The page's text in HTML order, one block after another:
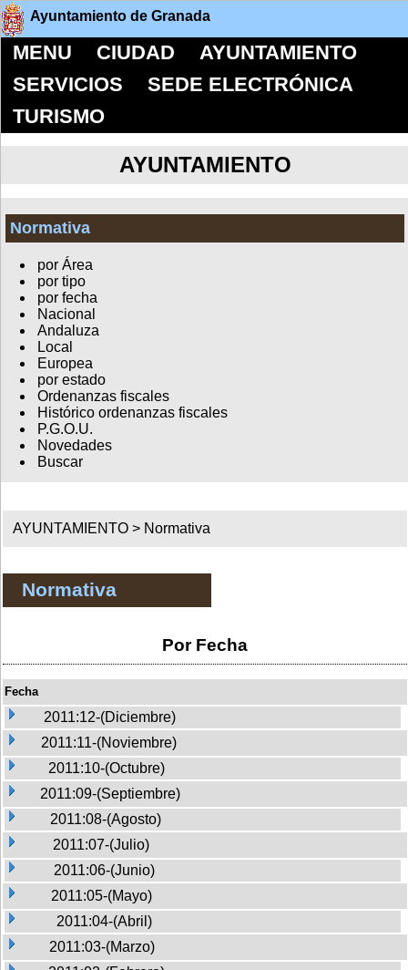
Ayuntamiento de Granada
MENU CIUDAD
AYUNTAMIENTO
SERVICIOS
SEDE ELECTRÓNICA
TURISMO
AYUNTAMIENTO
Normativa
por Área
por tipo
por fecha
Nacional
Andaluza
Local
Europea
por estado
Ordenanzas fiscales
Histórico ordenanzas fiscales
P.G.O.U.
Novedades
Buscar
AYUNTAMIENTO > Normativa
Normativa
Por Fecha
Fecha
2011:12-(Diciembre)
2011:11-(Noviembre)
2011:10-(Octubre)
2011:09-(Septiembre)
2011:08-(Agosto)
2011:07-(Julio)
2011:06-(Junio)
2011:05-(Mayo)
2011:04-(Abril)
2011:03-(Marzo)